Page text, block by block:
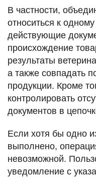
В частности,
относиться к
действующие
происхождение
результаты
а также совпадать
продукции. Кроме
контролировать
документов в
Если хотя бы одно
выполнено,
невозможной.
уведомление с